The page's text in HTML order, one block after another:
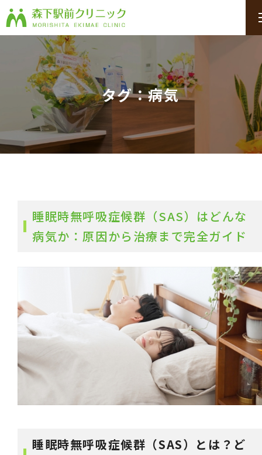
タグ：病気
睡眠時無呼吸症候群（SAS）はどんな
病気か：原因から治療まで完全ガイド
睡眠時無呼吸症候群（SAS）とは？ど